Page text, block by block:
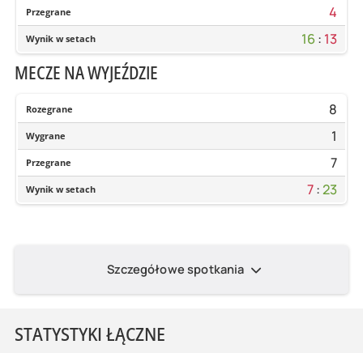
Przegrane 4
Wynik w setach 16: 13
MECZE NA WYJEŹDZIE
Rozegrane 8
Wygrane 1
Przegrane 7
Wynik w setach 7:23
Szczegółowe spotkania
STATYSTYKI ŁĄCZNE